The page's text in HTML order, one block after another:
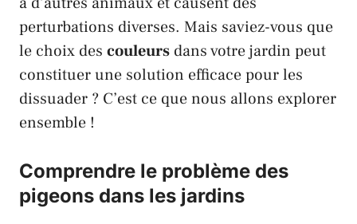
perturbations diverses. Mais saviez-vous que
le choix des couleurs dans votre jardin peut
constituer une solution efficace pour les
dissuader ? C’est ce que nous allons explorer
ensemble !
Comprendre le problème des
pigeons dans les jardins